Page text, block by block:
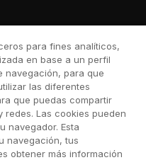
para fines analíticos,
en base a un perfil
navegación, para que
las diferentes
que puedas compartir
Las cookies pueden
navegador. Esta
navegación, tus
obtener más información